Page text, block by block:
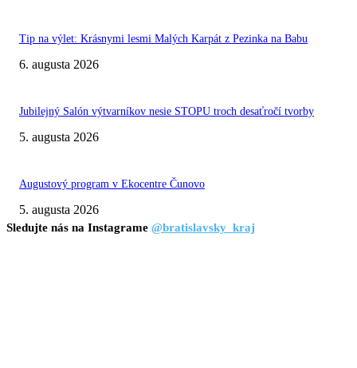
Tip na výlet: Krásnymi lesmi Malých Karpát z Pezinka na Babu
6. augusta 2026
Jubilejný Salón výtvarníkov nesie STOPU troch desaťročí tvorby
5. augusta 2026
Augustový program v Ekocentre Čunovo
5. augusta 2026
Sledujte nás na Instagrame @bratislavsky_kraj